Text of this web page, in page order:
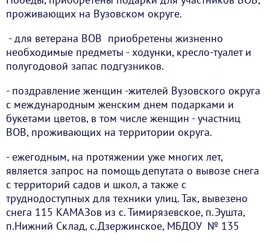
проживающих на Вузовском округе.
- для ветерана ВОВ приобретены жизненно
необходимые предметы - ходунки, кресло-туалет и
полугодовой запас подгузников.
- поздравление женщин -жителей Вузовского округа
с международным женским днем подарками и
букетами цветов, в том числе женщин - участниц
ВОВ, проживающих на территории округа.
- ежегодным, на протяжении уже многих лет,
является запрос на помощь депутата о вывозе снега
с территорий садов и школ, а также с
труднодоступных для техники улиц. Так, вывезено
снега 115 КАМАЗов из с. Тимирязевское, п.Эушта,
п.Нижний Склад, с.Дзержинское, МБДОУ № 135